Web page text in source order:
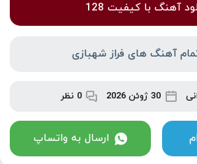
آهنگ با کیفیت 128
آهنگ های فراز شهبازی
30 ژوئن 2026 0 نظر
ارسال به واتساپ